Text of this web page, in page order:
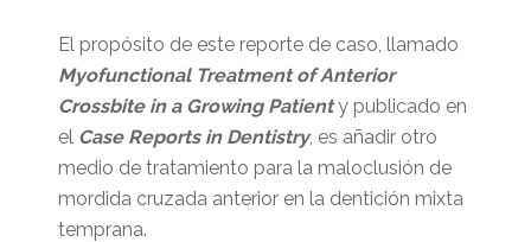
El propósito de este reporte de caso, llamado
Myofunctional Treatment of Anterior
Crossbite in a Growing Patienty publicado en
el Case Reports in Dentistry, es añadir otro
medio de tratamiento para la maloclusión de
mordida cruzada anterior en la dentición mixta
temprana.